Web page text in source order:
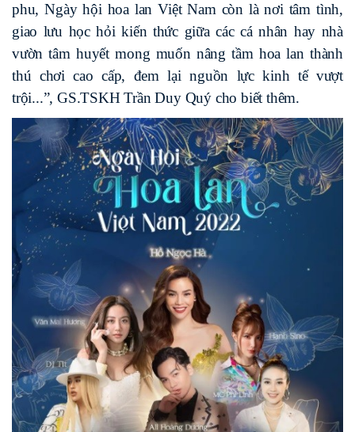
phu, Ngày hội hoa lan Việt Nam còn là nơi tâm tình,
giao lưu học hỏi kiến thức giữa các cá nhân hay nhà
vườn tâm huyết mong muốn nâng tầm hoa lan thành
thú chơi cao cấp, đem lại nguồn lực kinh tế vượt
trội...”, GS.TSKH Trần Duy Quý cho biết thêm.